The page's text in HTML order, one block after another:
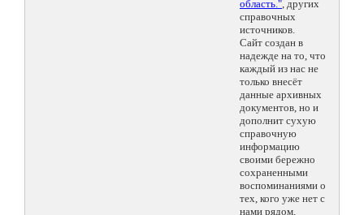
область.", других
справочных
источников.
Сайт создан в
надежде на то, что
каждый из нас не
только внесёт
данные архивных
документов, но и
дополнит сухую
справочную
информацию
своими бережно
сохраненными
воспоминаниями о
тех, кого уже нет с
нами рядом,